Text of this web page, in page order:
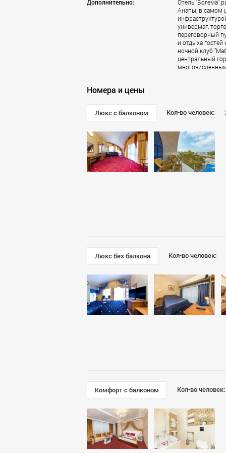
Краснодар
Курск
Лобня
Люберцы
Махачкала
Мытищи
Одинцово
Омск
Оренбург
Орехово-Зуево
Павловский Посад
Пенза
Ростов-на-Дону
Рязань
Самара
Севастополь
Сергиев Посад
Серпухов
Солнечногорск
Дополнительно:
Отель "Богема"
Анапы, в самом
универмаг,
переговорный
и отдыха гостей
ночной клуб
центральный
Номера и цены
Люкс с балконом Кол-во человек:
Люкс без балкона Кол-во человек:
Комфорт с балконом Кол-во человек: